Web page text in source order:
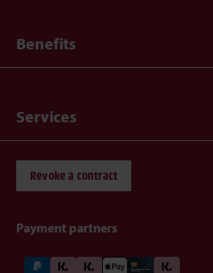
Benefits
Services
Revoke a contract
Payment partners